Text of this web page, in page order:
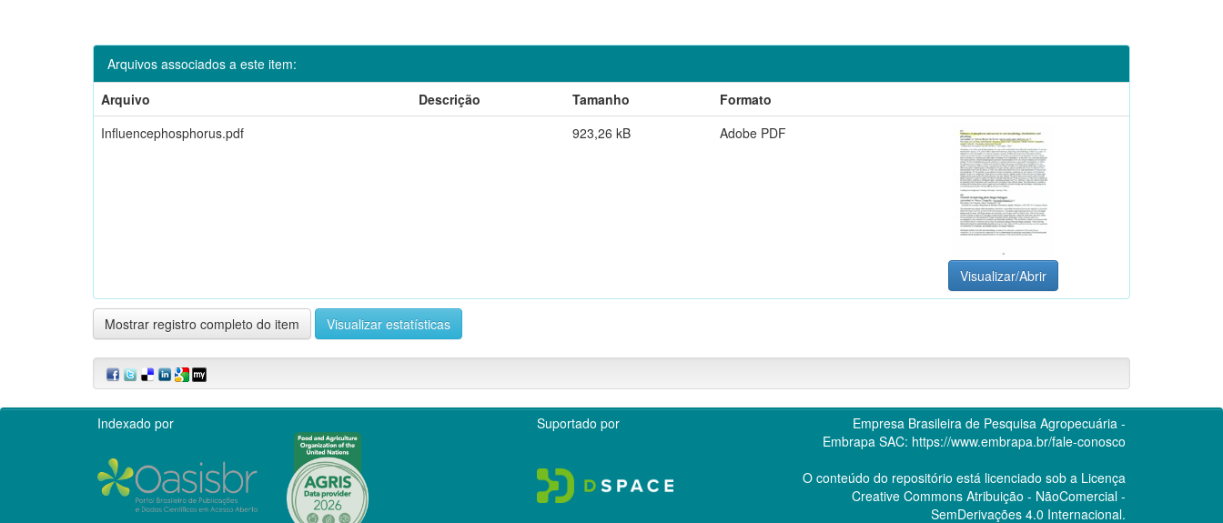
Arquivos associados a este item:
Arquivo
Descrição Tamanho
Formato
Influencephosphorus.pdf
923,26 kB Adobe PDF
Visualizar/Abrir
Mostrar registro completo do item Visualizar estatísticas
Indexado por Suportado por
Empresa Brasileira de Pesquisa Agropecuária -
Embrapa SAC: https://www.embrapa.br/fale-conosco
O conteúdo do repositório está licenciado sob a Licença
Creative CommonsAtribuição - NãoComercial -
SemDerivações 4.0 Internacional.